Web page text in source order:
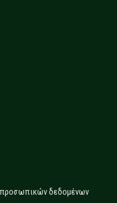
προσωπικών δεδομένων